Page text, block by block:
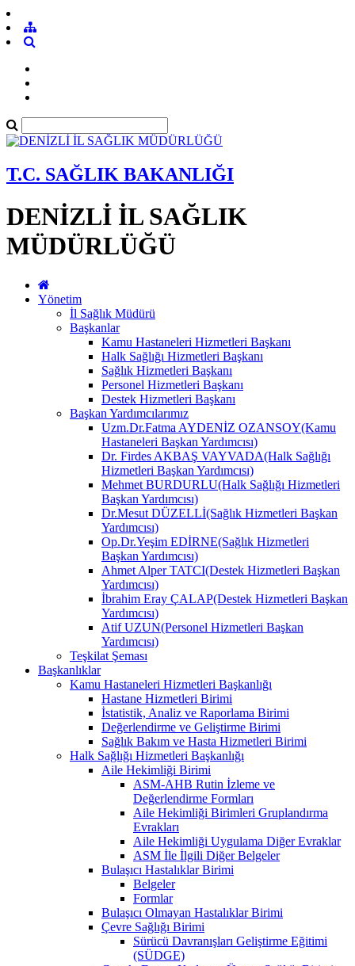
T.C. SAĞLIK BAKANLIĞI
DENİZLİ İL SAĞLIK
MÜDÜRLÜĞÜ
Yönetim
İl Sağlık Müdürü
Başkanlar
Kamu Hastaneleri Hizmetleri Başkanı
Halk Sağlığı Hizmetleri Başkanı
Sağlık Hizmetleri Başkanı
Personel Hizmetleri Başkanı
Destek Hizmetleri Başkanı
Başkan Yardımcılarımız
Uzm.Dr.Fatma AYDENİZ OZANSOY(Kamu
Hastaneleri Başkan Yardımcısı)
Dr. Firdes AKBAŞ VAYVADA(Halk Sağlığı
Hizmetleri Başkan Yardımcısı)
Mehmet BURDURLU(Halk Sağlığı Hizmetleri
Başkan Yardımcısı)
Dr.Mesut DÜZELLİ(Sağlık Hizmetleri Başkan
Yardımcısı)
Op.Dr.Yeşim EDİRNE(Sağlık Hizmetleri
Başkan Yardımcısı)
Ahmet Alper TATCI(Destek Hizmetleri Başkan
Yardımcısı)
İbrahim Eray ÇALAP(Destek Hizmetleri Başkan
Yardımcısı)
Atif UZUN(Personel Hizmetleri Başkan
Yardımcısı)
Teşkilat Şeması
Başkanlıklar
Kamu Hastaneleri Hizmetleri Başkanlığı
Hastane Hizmetleri Birimi
İstatistik, Analiz ve Raporlama Birimi
Değerlendirme ve Geliştirme Birimi
Sağlık Bakım ve Hasta Hizmetleri Birimi
Halk Sağlığı Hizmetleri Başkanlığı
Aile Hekimliği Birimi
ASM-AHB Rutin İzleme ve
Değerlendirme Formları
Aile Hekimliği Birimleri Gruplandırma
Evrakları
Aile Hekimliği Uygulama Diğer Evraklar
ASM İle İlgili Diğer Belgeler
Bulaşıcı Hastalıklar Birimi
Belgeler
Formlar
Bulaşıcı Olmayan Hastalıklar Birimi
Çevre Sağlığı Birimi
Sürücü Davranışları Geliştirme Eğitimi
(SÜDGE)